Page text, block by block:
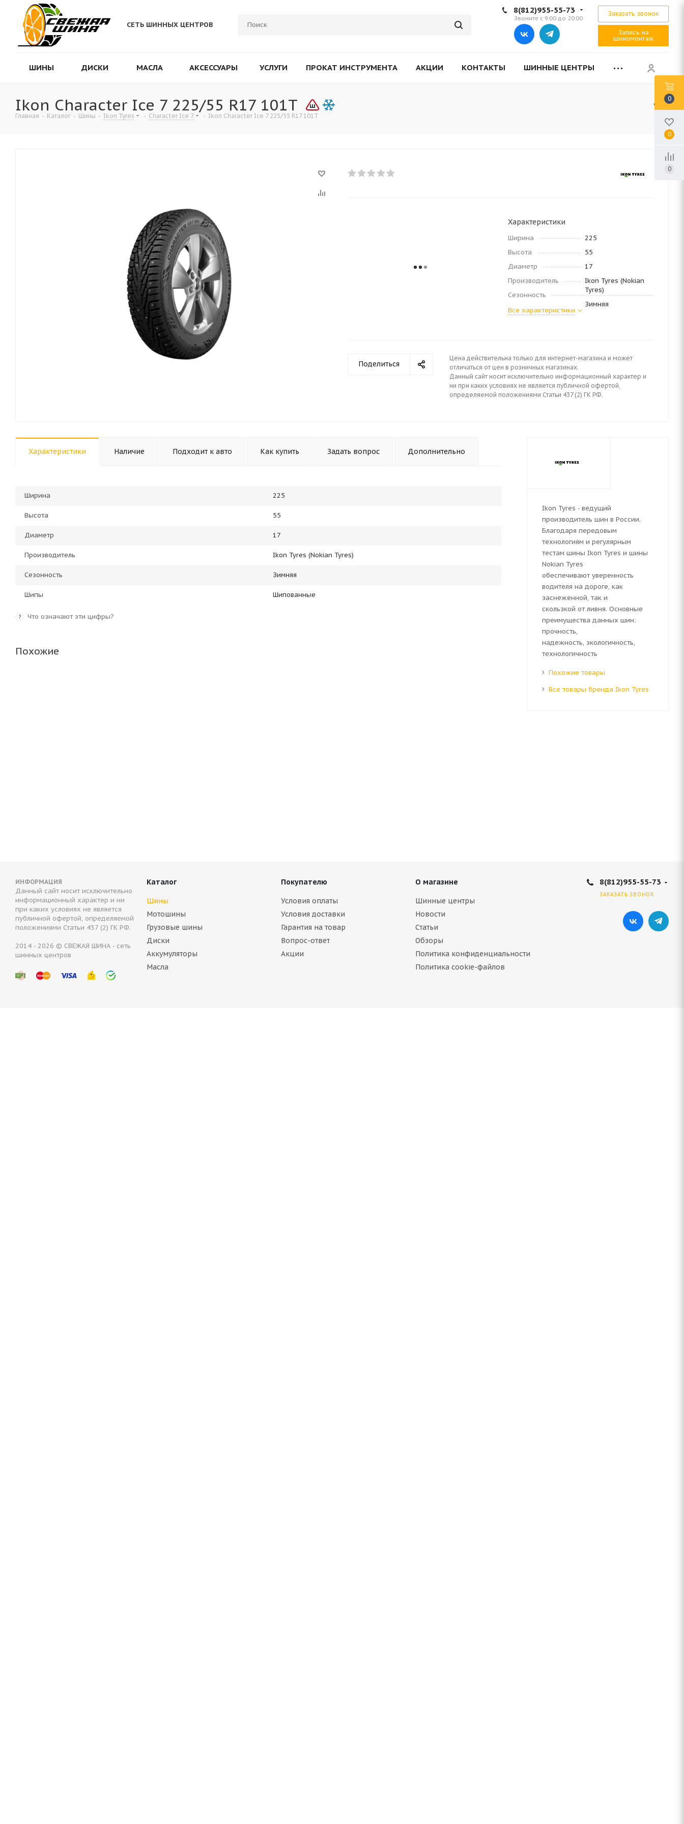
СЕТЬ ШИННЫХ ЦЕНТРОВ
8(812)955-55-73
Звоните с 9:00 до 20:00
Заказать звонок
Запись на
шиномонтаж
ШИНЫ ДИСКИ МАСЛА АКСЕССУАРЫ УСЛУГИ ПРОКАТ ИНСТРУМЕНТА АКЦИИ КОНТАКТЫ ШИННЫЕ ЦЕНТРЫ
Ikon Character Ice 7 225/55 R17 101T
Главная - Каталог - Шины - Ikon Tyres - Character Ice 7 - Ikon Character Ice 7 225/55 R17 101T
Характеристики
Ширина
225
Высота
55
Диаметр
17
Производитель
Ikon Tyres (Nokian
Tyres)
Сезонность
Зимняя
Все характеристики
Поделиться
Цена действительна только для интернет-магазина и может
отличаться от цен в розничных магазинах.
Данный сайт носит исключительно информационный характер и
ни при каких условиях не является публичной офертой,
определяемой положениями Статьи 437 (2) ГК РФ.
Характеристики Наличие Подходит к авто Как купить Задать вопрос Дополнительно
Ширина 225
Высота 55
Диаметр 17
Производитель Ikon Tyres (Nokian Tyres)
Сезонность Зимняя
Шипы Шипованные
? Что означают эти цифры?
Похожие
Bridgestone Blizzak Spike 02 225/55 R17 101T
Ikon Tyres - ведущий
производитель шин в России.
Благодаря передовым
технологиям и регулярным
тестам шины Ikon Tyres и шины
Nokian Tyres
обеспечивают уверенность
водителя на дороге, как
заснеженной, так и
скользкой от ливня. Основные
преимущества данных шин:
прочность,
надежность, экологичность,
технологичность
Похожие товары
Все товары бренда Ikon Tyres
ИНФОРМАЦИЯ
Данный сайт носит исключительно
информационный характер и ни
при каких условиях не является
публичной офертой, определяемой
положениями Статьи 437 (2) ГК РФ.
2014 - 2026 © СВЕЖАЯ ШИНА - сеть
шинных центров
Каталог
Шины
Мотошины
Грузовые шины
Диски
Аккумуляторы
Масла
Покупателю
Условия оплаты
Условия доставки
Гарантия на товар
Вопрос-ответ
Акции
О магазине
Шинные центры
Новости
Статьи
Обзоры
Политика конфиденциальности
Политика cookie-файлов
8(812)955-55-73
ЗАКАЗАТЬ ЗВОНОК
0
0
0